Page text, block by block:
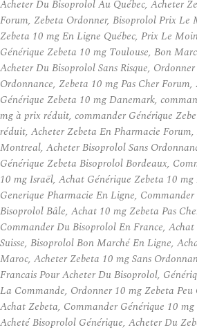
Acheter Du Bisoprolol Au Québec, Acheter
Forum, Zebeta Ordonner, Bisoprolol Prix Le
Zebeta 10 mg En Ligne Québec, Prix Le
Générique Zebeta 10 mg Toulouse, Bon
Acheter Du Bisoprolol Sans Risque,
Ordonnance, Zebeta 10 mg Pas Cher
Générique Zebeta 10 mg Danemark,
mg à prix réduit, commander Générique
réduit, Acheter Zebeta En Pharmacie
Montreal, Acheter Bisoprolol Sans
Générique Zebeta Bisoprolol Bordeaux,
10 mg Israël, Achat Générique Zebeta 10
Generique Pharmacie En Ligne,
Bisoprolol Bâle, Achat 10 mg Zebeta Pas
Commander Du Bisoprolol En France,
Suisse, Bisoprolol Bon Marché En Ligne,
Maroc, Acheter Zebeta 10 mg Sans
Francais Pour Acheter Du Bisoprolol,
La Commande, Ordonner 10 mg Zebeta
Achat Zebeta, Commander Générique 10
Acheté Bisoprolol Générique, Acheter Du